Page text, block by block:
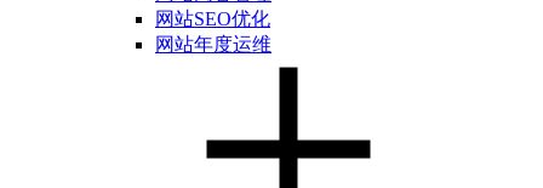
网站SEO优化
网站年度运维